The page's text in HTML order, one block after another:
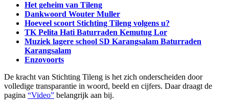
Het geheim van Tileng
Dankwoord Wouter Muller
Hoeveel scoort Stichting Tileng volgens u?
TK Pelita Hati Baturraden Kemutug Lor
Muziek lagere school SD Karangsalam Baturraden
Karangsalam
Enzovoorts
De kracht van Stichting Tileng is het zich onderscheiden door
volledige transparantie in woord, beeld en cijfers. Daar draagt de
pagina “Video” belangrijk aan bij.